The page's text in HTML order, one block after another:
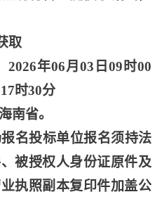
取
2026年06月03日09时00
时30分
南省。
名投标单位报名须持法
被授权人身份证原件及
执照副本复印件加盖公